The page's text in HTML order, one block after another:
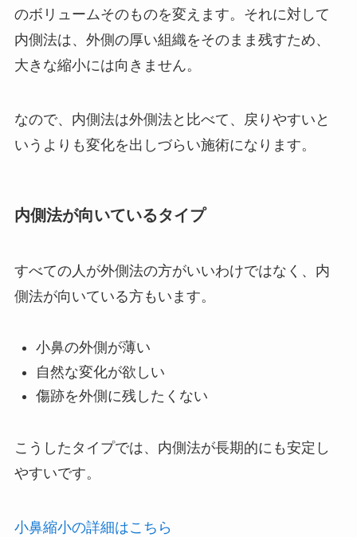
のボリュームそのものを変えます。それに対して
内側法は、外側の厚い組織をそのまま残すため、
大きな縮小には向きません。
なので、内側法は外側法と比べて、戻りやすいと
いうよりも変化を出しづらい施術になります。
内側法が向いているタイプ
すべての人が外側法の方がいいわけではなく、内
側法が向いている方もいます。
小鼻の外側が薄い
自然な変化が欲しい
傷跡を外側に残したくない
こうしたタイプでは、内側法が長期的にも安定し
やすいです。
小鼻縮小の詳細はこちら